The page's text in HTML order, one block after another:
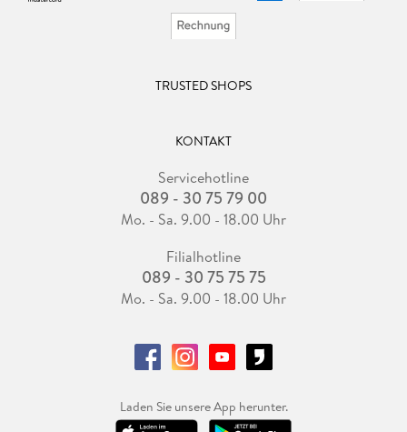
TRUSTED SHOPS
KONTAKT
Servicehotline
089 - 30 75 79 00
Mo. - Sa. 9.00 - 18.00 Uhr
Filialhotline
089 - 30 75 75 75
Mo. - Sa. 9.00 - 18.00 Uhr
Laden Sie unsere App herunter.